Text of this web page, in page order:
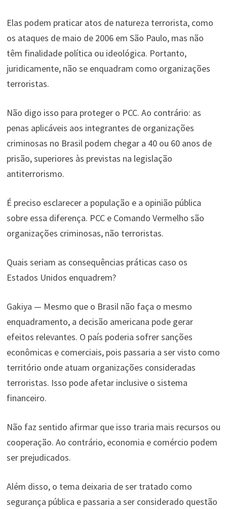
Elas podem praticar atos de natureza terrorista, como
os ataques de maio de 2006 em São Paulo, mas não
têm finalidade política ou ideológica. Portanto,
juridicamente, não se enquadram como organizações
terroristas.
Não digo isso para proteger o PCC. Ao contrário: as
penas aplicáveis aos integrantes de organizações
criminosas no Brasil podem chegar a 40 ou 60 anos de
prisão, superiores às previstas na legislação
antiterrorismo.
É preciso esclarecer a população e a opinião pública
sobre essa diferença. PCC e Comando Vermelho são
organizações criminosas, não terroristas.
Quais seriam as consequências práticas caso os
Estados Unidos enquadrem?
Gakiya — Mesmo que o Brasil não faça o mesmo
enquadramento, a decisão americana pode gerar
efeitos relevantes. O país poderia sofrer sanções
econômicas e comerciais, pois passaria a ser visto como
território onde atuam organizações consideradas
terroristas. Isso pode afetar inclusive o sistema
financeiro.
Não faz sentido afirmar que isso traria mais recursos ou
cooperação. Ao contrário, economia e comércio podem
ser prejudicados.
Além disso, o tema deixaria de ser tratado como
segurança pública e passaria a ser considerado questão